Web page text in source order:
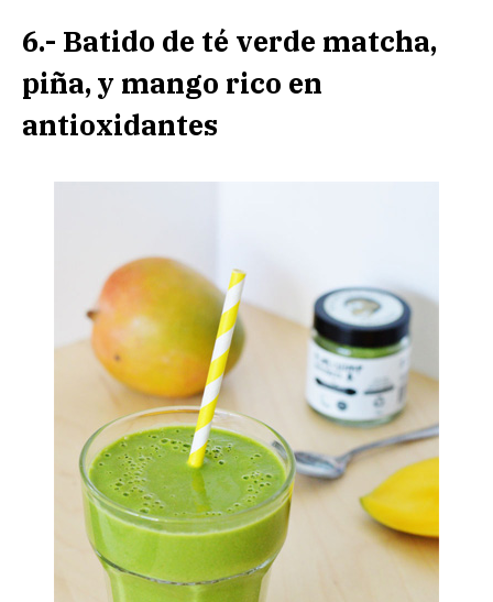
6.- Batido de té verde matcha,
piña, y mango rico en
antioxidantes